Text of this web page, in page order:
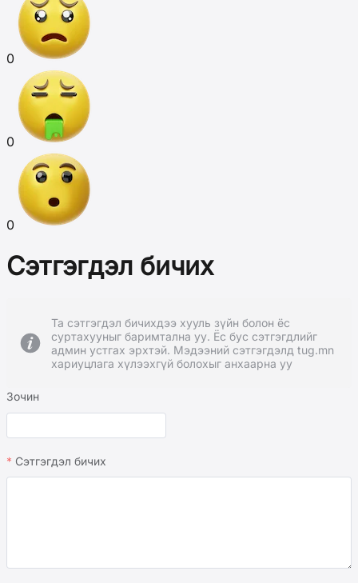
0
0
0
Сэтгэгдэл бичих
Та сэтгэгдэл бичихдээ хууль зүйн болон ёс
суртахууныг баримтална уу. Ёс бус сэтгэгдлийг
админ устгах эрхтэй. Мэдээний сэтгэгдэлд tug.mn
хариуцлага хүлээхгүй болохыг анхаарна уу
Зочин
Сэтгэгдэл бичих